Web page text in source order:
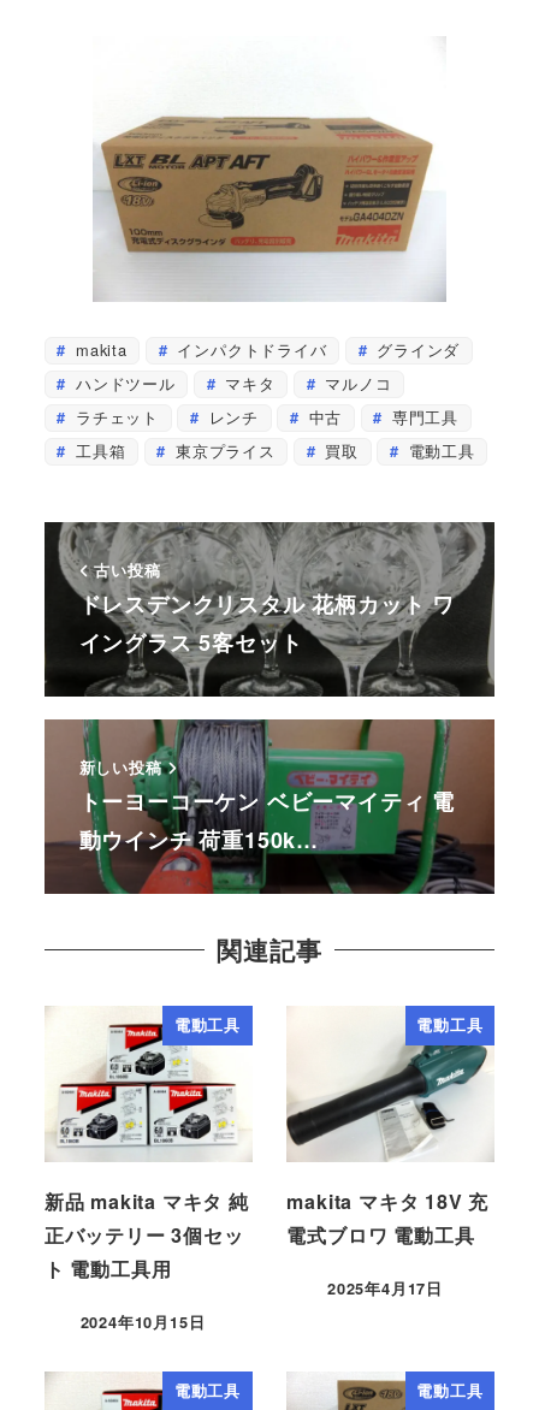
makita インパクトドライバ
グラインダ
ハンドツール
マキタ
マルノコ
ラチェット
レンチ 中古
専門工具
工具箱
東京プライス 買取 電動工具
古い投稿
ドレスデンクリスタル 花柄カット ワ
イングラス 5客セット
新しい投稿
トーヨーコーケン ベビーマイティ 電
動ウインチ 荷重150k…
関連記事
電動工具
新品 makita マキタ 純
正バッテリー 3個セッ
ト 電動工具用
2024年10月15日
電動工具
makita マキタ 18V 充
電式ブロワ 電動工具
2025年4月17日
電動工具 電動工具